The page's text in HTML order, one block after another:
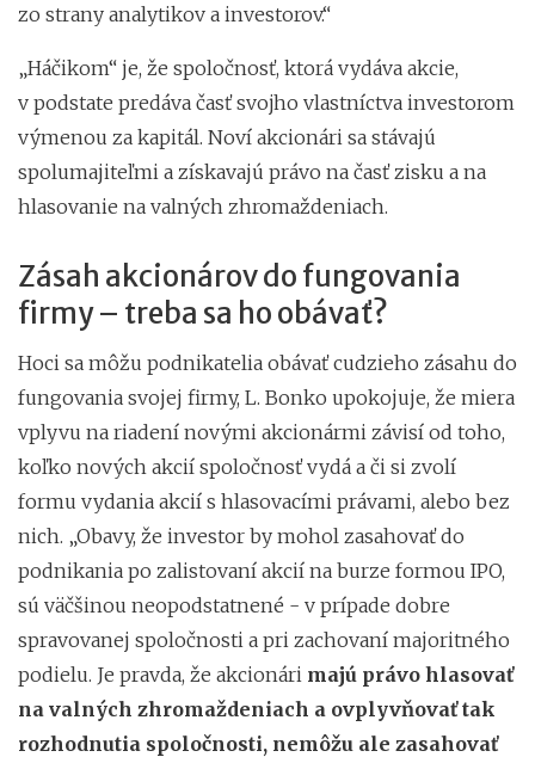
zo strany analytikov a investorov.“
„Háčikom“ je, že spoločnosť, ktorá vydáva akcie,
v podstate predáva časť svojho vlastníctva investorom
výmenou za kapitál. Noví akcionári sa stávajú
spolumajiteľmi a získavajú právo na časť zisku a na
hlasovanie na valných zhromaždeniach.
Zásah akcionárov do fungovania
firmy – treba sa ho obávať?
Hoci sa môžu podnikatelia obávať cudzieho zásahu do
fungovania svojej firmy, L. Bonko upokojuje, že miera
vplyvu na riadení novými akcionármi závisí od toho,
koľko nových akcií spoločnosť vydá a či si zvolí
formu vydania akcií s hlasovacími právami, alebo bez
nich. „Obavy, že investor by mohol zasahovať do
podnikania po zalistovaní akcií na burze formou IPO,
sú väčšinou neopodstatnené - v prípade dobre
spravovanej spoločnosti a pri zachovaní majoritného
podielu. Je pravda, že akcionári majú právo hlasovať
na valných zhromaždeniach a ovplyvňovať tak
rozhodnutia spoločnosti, nemôžu ale zasahovať